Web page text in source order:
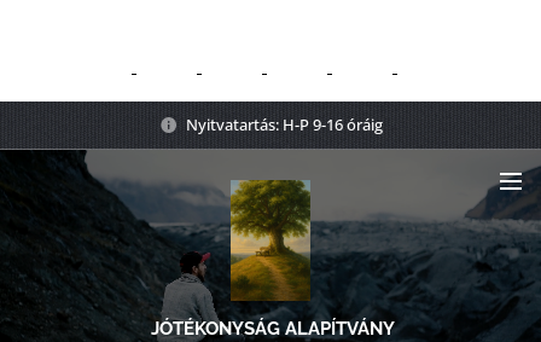
Nyitvatartás: H-P 9-16 óráig
JÓTÉKONYSÁG ALAPÍTVÁNY